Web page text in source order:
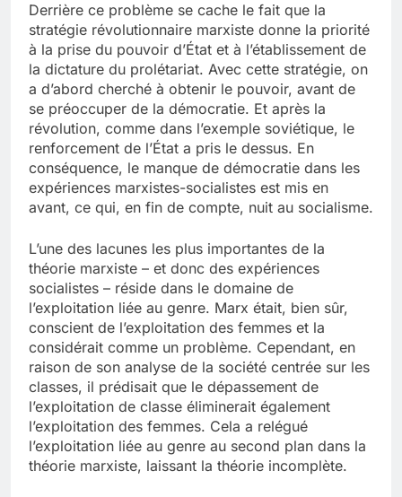
Derrière ce problème se cache le fait que la
stratégie révolutionnaire marxiste donne la priorité
à la prise du pouvoir d’État et à l’établissement de
la dictature du prolétariat. Avec cette stratégie, on
a d’abord cherché à obtenir le pouvoir, avant de
se préoccuper de la démocratie. Et après la
révolution, comme dans l’exemple soviétique, le
renforcement de l’État a pris le dessus. En
conséquence, le manque de démocratie dans les
expériences marxistes-socialistes est mis en
avant, ce qui, en fin de compte, nuit au socialisme.
L’une des lacunes les plus importantes de la
théorie marxiste – et donc des expériences
socialistes – réside dans le domaine de
l’exploitation liée au genre. Marx était, bien sûr,
conscient de l’exploitation des femmes et la
considérait comme un problème. Cependant, en
raison de son analyse de la société centrée sur les
classes, il prédisait que le dépassement de
l’exploitation de classe éliminerait également
l’exploitation des femmes. Cela a relégué
l’exploitation liée au genre au second plan dans la
théorie marxiste, laissant la théorie incomplète.